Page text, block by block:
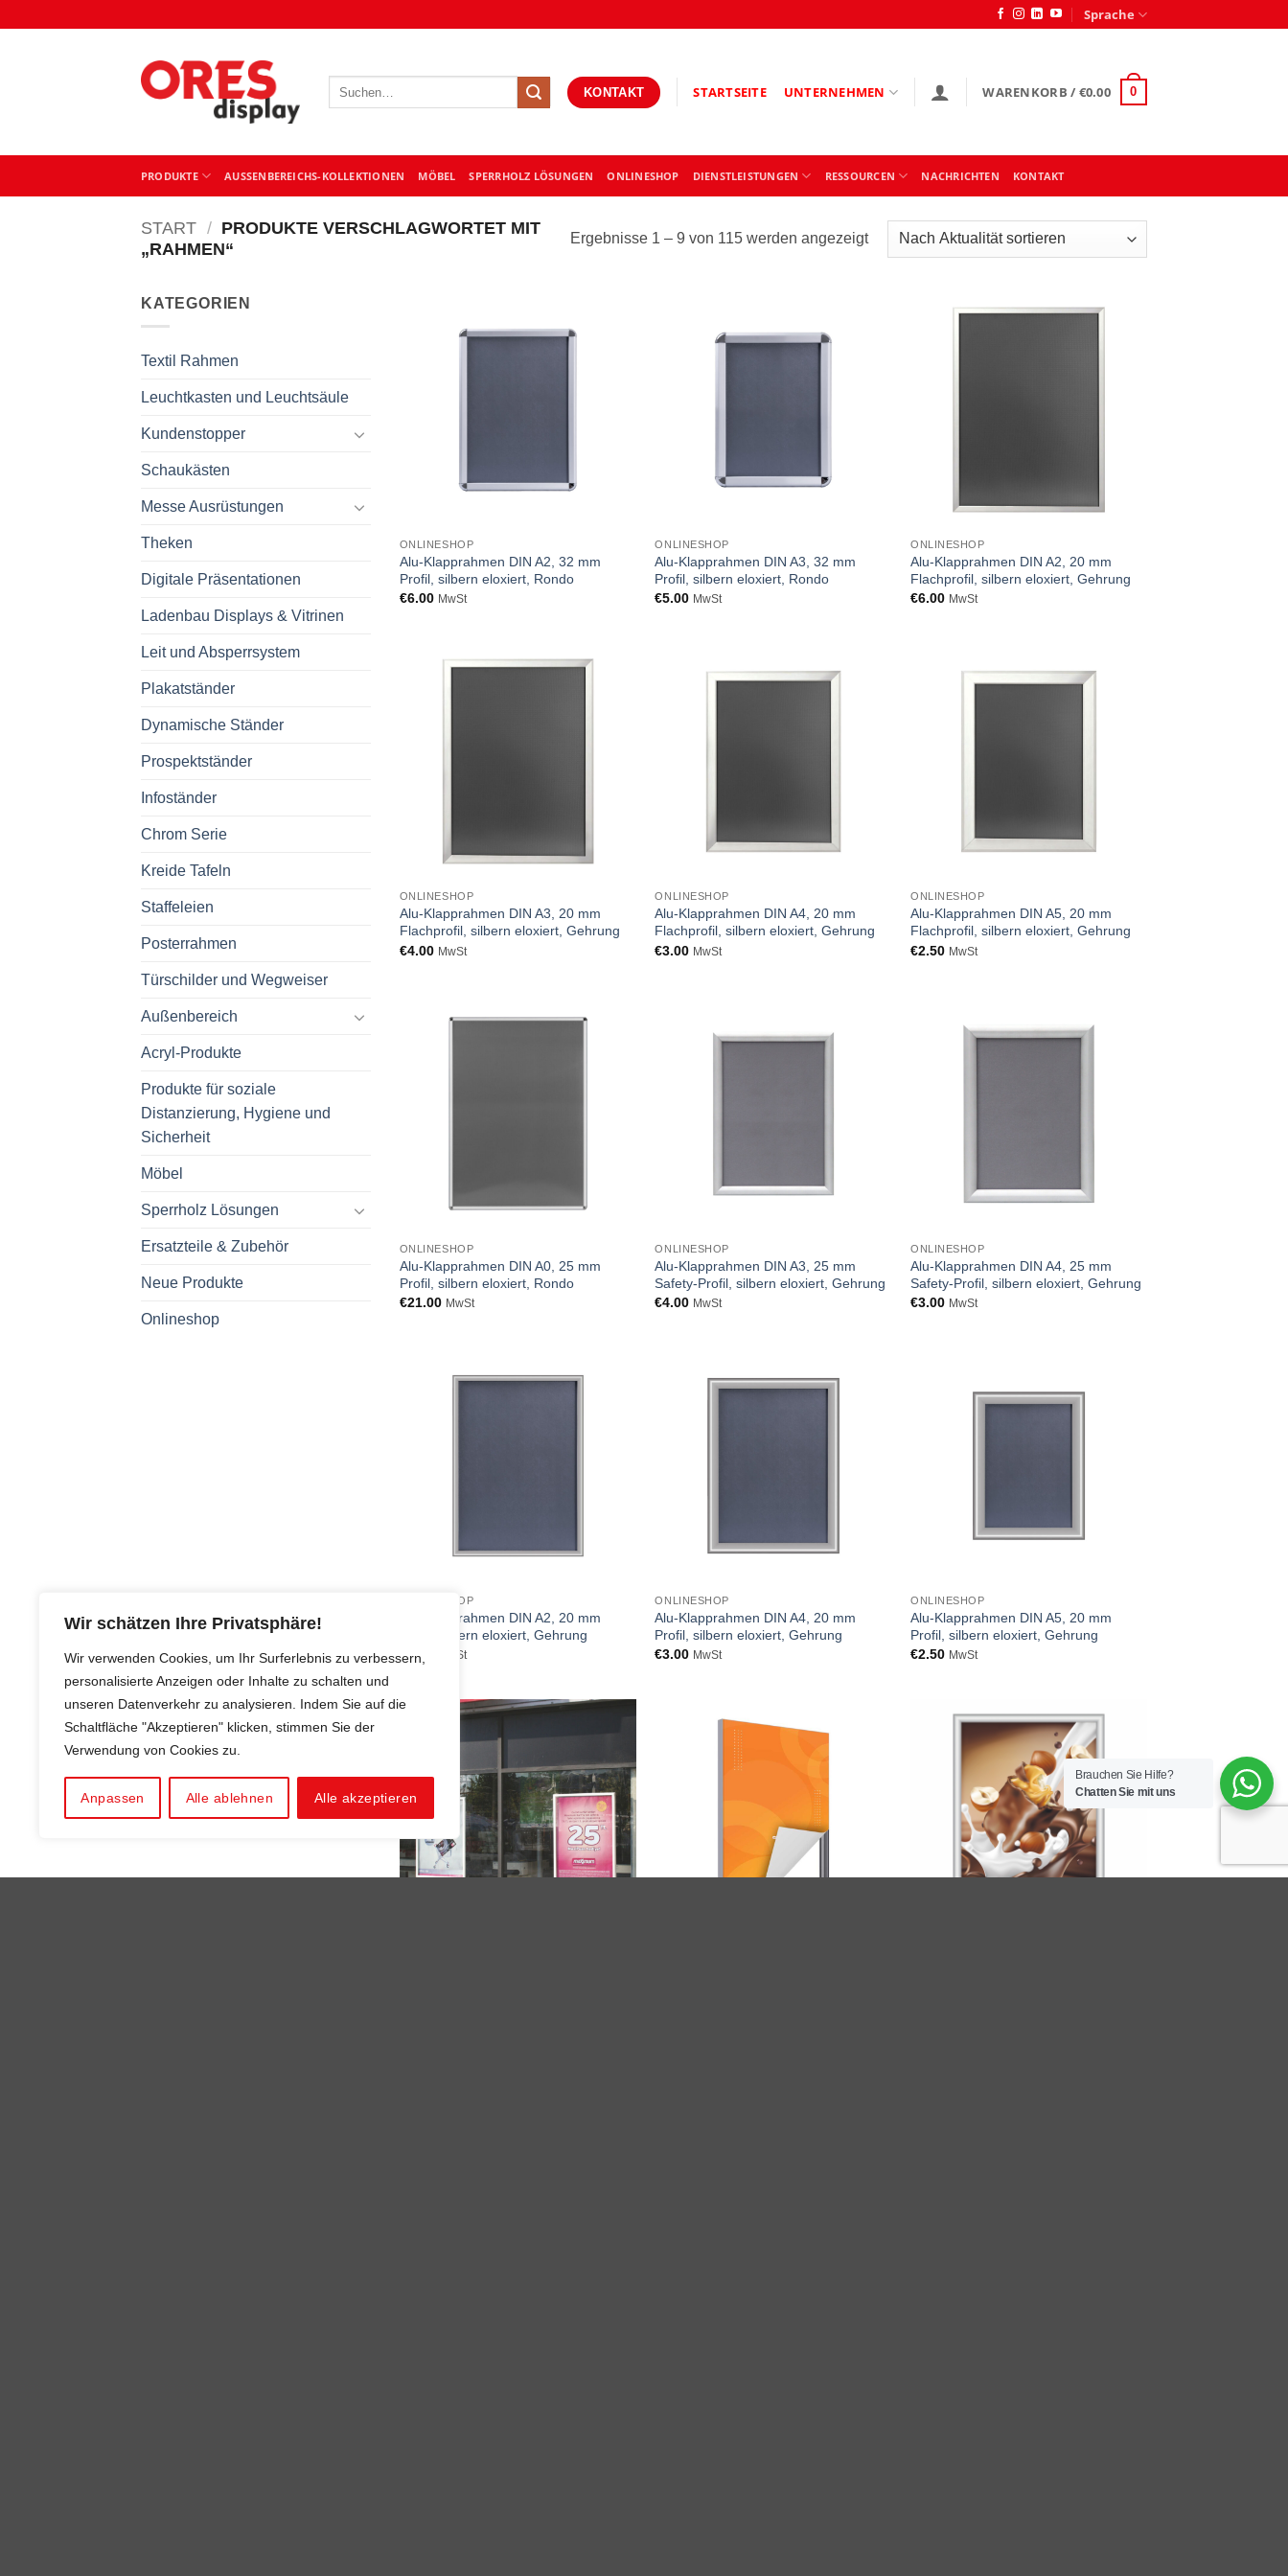
Wir schätzen Ihre Privatsphäre!
Wir verwenden Cookies, um Ihr Surferlebnis zu verbessern,
personalisierte Anzeigen oder Inhalte zu schalten und
unseren Datenverkehr zu analysieren. Indem Sie auf die
Schaltfläche "Akzeptieren" klicken, stimmen Sie der
Verwendung von Cookies zu.
Anpassen Alle ablehnen Alle akzeptieren
Sprache
KONTAKT STARTSEITE UNTERNEHMEN WARENKORB / €0.00 0
PRODUKTE AUSSENBEREICHS-KOLLEKTIONEN MÖBEL SPERRHOLZ LÖSUNGEN ONLINESHOP DIENSTLEISTUNGEN RESSOURCEN NACHRICHTEN KONTAKT
START / PRODUKTE VERSCHLAGWORTET MIT
„RAHMEN“
Ergebnisse 1 – 9 von 115 werden angezeigtNach
Aktualität
KATEGORIEN
Textil Rahmen
Leuchtkasten und Leuchtsäule
Kundenstopper
Schaukästen
Messe Ausrüstungen
Theken
Digitale Präsentationen
Ladenbau Displays & Vitrinen
Leit und Absperrsystem
Plakatständer
Dynamische Ständer
Prospektständer
Infoständer
Chrom Serie
Kreide Tafeln
Staffeleien
Posterrahmen
Türschilder und Wegweiser
Außenbereich
Acryl-Produkte
Produkte für soziale
Distanzierung, Hygiene und
Sicherheit
Möbel
Sperrholz Lösungen
Ersatzteile & Zubehör
Neue Produkte
Onlineshop
ONLINESHOP
Alu-Klapprahmen DIN A2, 32 mm
Profil, silbern eloxiert, Rondo
€6.00 MwSt
ONLINESHOP
Alu-Klapprahmen DIN A3, 32 mm
Profil, silbern eloxiert, Rondo
€5.00 MwSt
ONLINESHOP
Alu-Klapprahmen DIN A2, 20 mm
Flachprofil, silbern eloxiert, Gehrung
€6.00 MwSt
ONLINESHOP
Alu-Klapprahmen DIN A3, 20 mm
Flachprofil, silbern eloxiert, Gehrung
€4.00 MwSt
ONLINESHOP
Alu-Klapprahmen DIN A4, 20 mm
Flachprofil, silbern eloxiert, Gehrung
€3.00 MwSt
ONLINESHOP
Alu-Klapprahmen DIN A5, 20 mm
Flachprofil, silbern eloxiert, Gehrung
€2.50 MwSt
ONLINESHOP
Alu-Klapprahmen DIN A0, 25 mm
Profil, silbern eloxiert, Rondo
€21.00 MwSt
ONLINESHOP
Alu-Klapprahmen DIN A3, 25 mm
Safety-Profil, silbern eloxiert, Gehrung
€4.00 MwSt
ONLINESHOP
Alu-Klapprahmen DIN A4, 25 mm
Safety-Profil, silbern eloxiert, Gehrung
€3.00 MwSt
ONLINESHOP
Alu-Klapprahmen DIN A2, 20 mm
Profil, silbern eloxiert, Gehrung
€6.00 MwSt
ONLINESHOP
Alu-Klapprahmen DIN A4, 20 mm
Profil, silbern eloxiert, Gehrung
€3.00 MwSt
ONLINESHOP
Alu-Klapprahmen DIN A5, 20 mm
Profil, silbern eloxiert, Gehrung
€2.50 MwSt
Brauchen Sie Hilfe?
Chatten Sie mit uns